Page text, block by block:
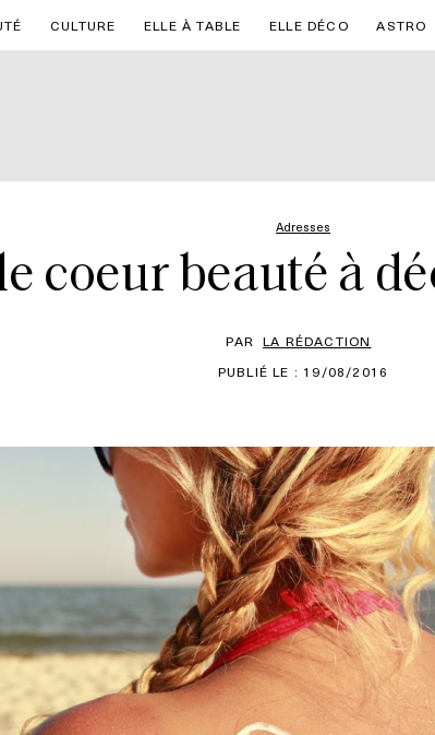
CULTURE ELLE À TABLE ELLE DÉCO ASTRO
Adresses
coeur beauté à
PAR LA RÉDACTION
PUBLIÉ LE : 19/08/2016